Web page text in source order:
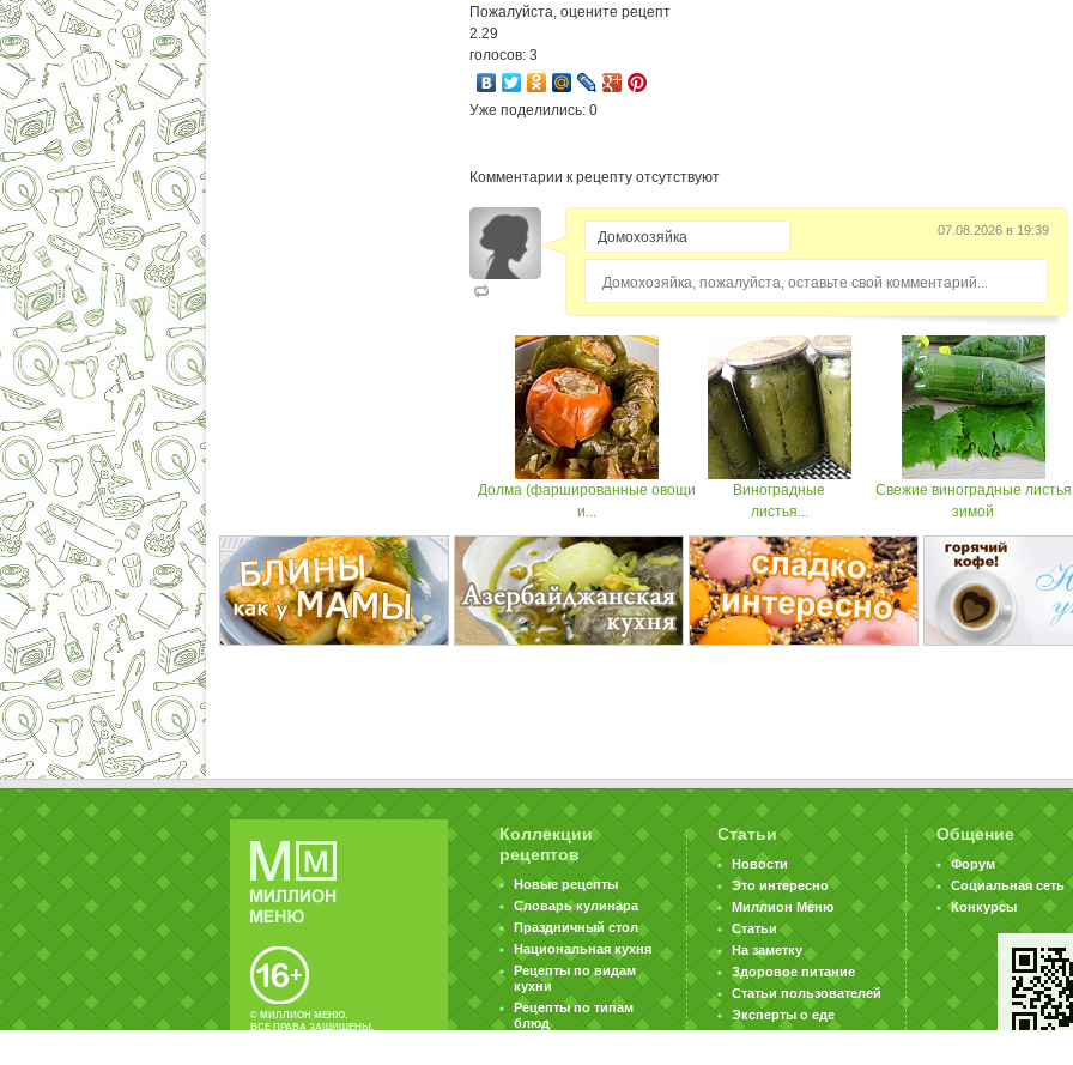
Пожалуйста, оцените рецепт
2.29
голосов: 3
Уже поделились: 0
Комментарии к рецепту отсутствуют
07.08.2026 в 19:39
Домохозяйка, пожалуйста, оставьте свой комментарий...
Долма (фаршированные овощи
и...
Виноградные
листья...
Свежие виноградные листья
зимой
© МИЛЛИОН МЕНЮ.
ВСЕ ПРАВА ЗАЩИЩЕНЫ.
Коллекции
рецептов
Новые рецепты
Словарь кулинара
Праздничный стол
Национальная кухня
Рецепты по видам
кухни
Рецепты по типам
блюд
Статьи
Новости
Это интересно
Миллион Меню
Статьи
На заметку
Здоровое питание
Статьи пользователей
Эксперты о еде
Общение
Форум
Социальная сеть
Конкурсы